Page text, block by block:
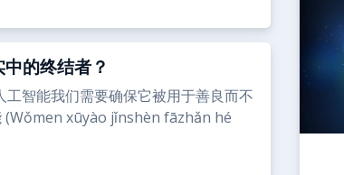
的终结者？
智能我们需要确保它被用于善良而不
(Wǒmen xūyào jǐnshèn fāzhǎn hé